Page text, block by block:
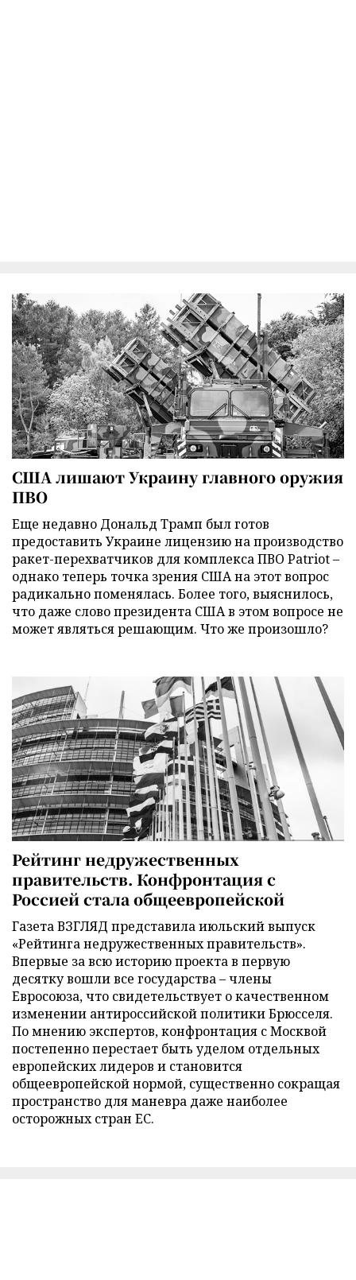
США лишают Украину главного оружия
ПВО
Еще недавно Дональд Трамп был готов
предоставить Украине лицензию на производство
ракет-перехватчиков для комплекса ПВО Patriot –
однако теперь точка зрения США на этот вопрос
радикально поменялась. Более того, выяснилось,
что даже слово президента США в этом вопросе не
может являться решающим. Что же произошло?
Рейтинг недружественных
правительств. Конфронтация с
Россией стала общеевропейской
Газета ВЗГЛЯД представила июльский выпуск
«Рейтинга недружественных правительств».
Впервые за всю историю проекта в первую
десятку вошли все государства – члены
Евросоюза, что свидетельствует о качественном
изменении антироссийской политики Брюсселя.
По мнению экспертов, конфронтация с Москвой
постепенно перестает быть уделом отдельных
европейских лидеров и становится
общеевропейской нормой, существенно сокращая
пространство для маневра даже наиболее
осторожных стран ЕС.